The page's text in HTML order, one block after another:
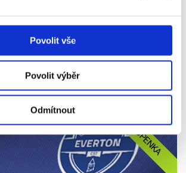
Povolit vše
Povolit výběr
Odmítnout
VSTUPENKA